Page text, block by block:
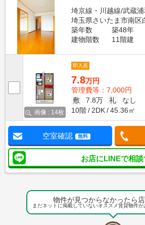
埼京線・川越線/武蔵
埼玉県さいたま市南区
築年数
築48年
建物階数
11階建
画像 : 14枚
即入居
7.8万円
管理費等：7,000円
敷
7.8万 礼
なし
10階
2DK 45.36㎡
空室確認 無料
お店にLINEで相談
物件が見つからなかったら
まだネットに掲載していないオススメ賃貸物件